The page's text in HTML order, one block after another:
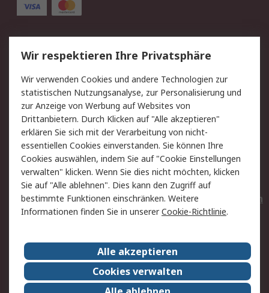
Service
Value Added Services
Lieferlösungen
Rücksendungen
Kontakt
Hilfe
Privatkunden
Rechtliches
AGB
Datenschutz
Cookie-Richtlinie
Zahlungsbedingungen
Copyright/Impressum
Entsorgung
Elektrogeräte/Batterien
RS weltweit
Karriere bei RS
Nachhaltigkeit
Qualität/Umwelt/ZertifikatePresse-Center
Wir respektieren Ihre Privatsphäre
Wir verwenden Cookies und andere Technologien zur
statistischen Nutzungsanalyse, zur Personalisierung und
zur Anzeige von Werbung auf Websites von
Drittanbietern. Durch Klicken auf "Alle akzeptieren"
erklären Sie sich mit der Verarbeitung von nicht-
essentiellen Cookies einverstanden. Sie können Ihre
Cookies auswählen, indem Sie auf "Cookie Einstellungen
verwalten" klicken. Wenn Sie dies nicht möchten, klicken
Sie auf "Alle ablehnen". Dies kann den Zugriff auf
bestimmte Funktionen einschränken. Weitere
Informationen finden Sie in unsererCookie-Richtlinie.
Alle akzeptieren
Cookies verwalten